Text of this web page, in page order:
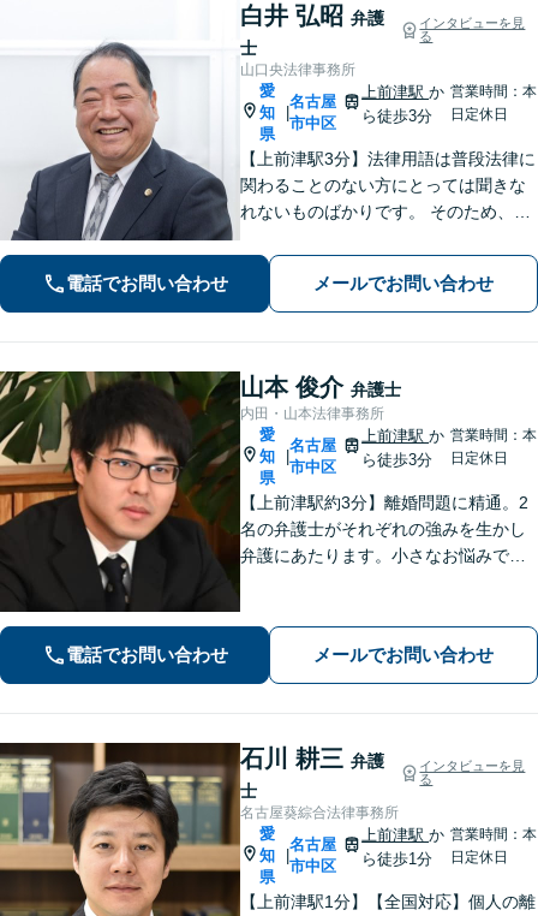
白井 弘昭 弁護
士
インタビューを見
る
山口央法律事務所
愛
知
県
|
名古屋
市中区
上前津駅か
ら徒歩3分
営業時間：本
日定休日
【上前津駅3分】法律用語は普段法律に
関わることのない方にとっては聞きな
れないものばかりです。 そのため、な
からの対応を説明させていただきま
す。最善の解決策は何なのかを共に考
え、解決までサポートさせていただき
ます。
電話でお問い合わせ メールでお問い合わせ
山本 俊介 弁護士
内田・山本法律事務所
愛
知
県
|
名古屋
市中区
上前津駅か
ら徒歩3分
営業時間：本
日定休日
【上前津駅約3分】離婚問題に精通。2
名の弁護士がそれぞれの強みを生かし
弁護にあたります。小さなお悩みで
イスを行います！【初回相談無料】
電話でお問い合わせ メールでお問い合わせ
石川 耕三 弁護
士
インタビューを見
る
名古屋葵綜合法律事務所
愛
知
県
|
名古屋
市中区
上前津駅か
ら徒歩1分
営業時間：本
日定休日
【上前津駅1分】【全国対応】個人の離